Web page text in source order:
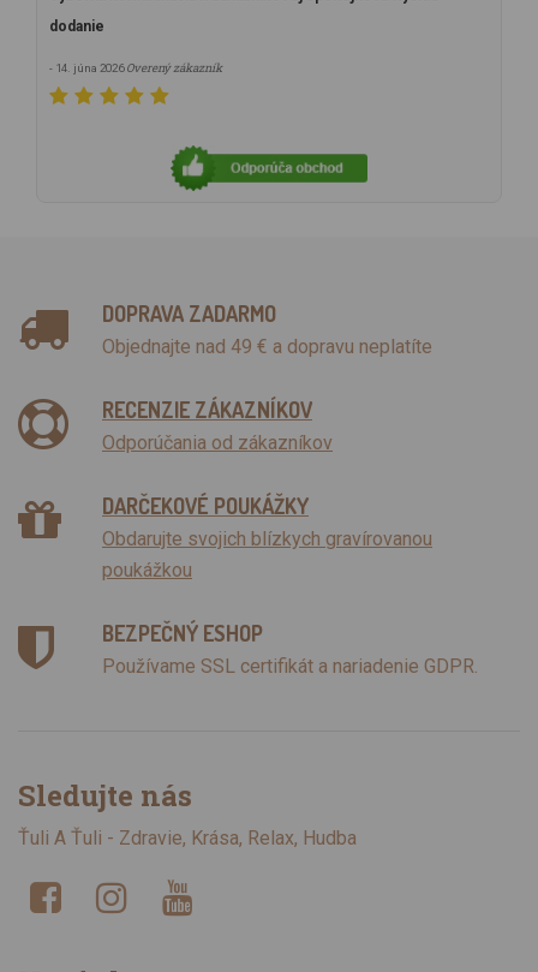
dodanie
- 14. júna 2026Overený zákazník
DOPRAVA ZADARMO
Objednajte nad 49 € a dopravu neplatíte
RECENZIE ZÁKAZNÍKOV
Odporúčania od zákazníkov
DARČEKOVÉ POUKÁŽKY
Obdarujte svojich blízkych gravírovanou
poukážkou
BEZPEČNÝ ESHOP
Používame SSL certifikát a nariadenie GDPR.
Sledujte nás
Ťuli A Ťuli - Zdravie, Krása, Relax, Hudba